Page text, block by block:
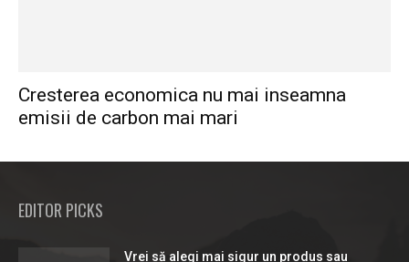
Cresterea economica nu mai inseamna
emisii de carbon mai mari
EDITOR PICKS
Vrei să alegi mai sigur un produs sau